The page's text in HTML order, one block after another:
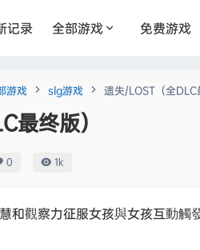
记录 全部游戏 免费游戏
游戏 slg游戏 遗失/LOST（全DLC
最终版）
0 1k
和觀察力征服女孩與女孩互動